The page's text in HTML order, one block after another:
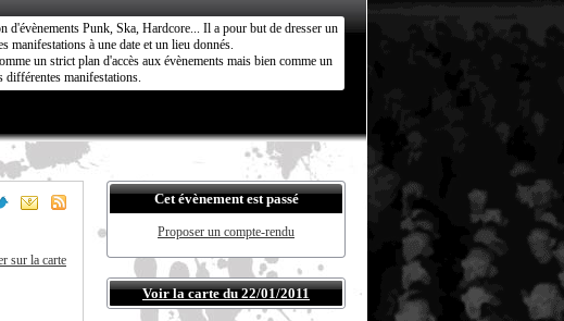
d'évènements Punk, Ska, Hardcore... Il a pour but de dresser un
manifestations à une date et un lieu donnés.
un strict plan d'accès aux évènements mais bien comme un
différentes manifestations.
sur la carte
Cet évènement est passé
Proposer un compte-rendu
Voir la carte du 22/01/2011